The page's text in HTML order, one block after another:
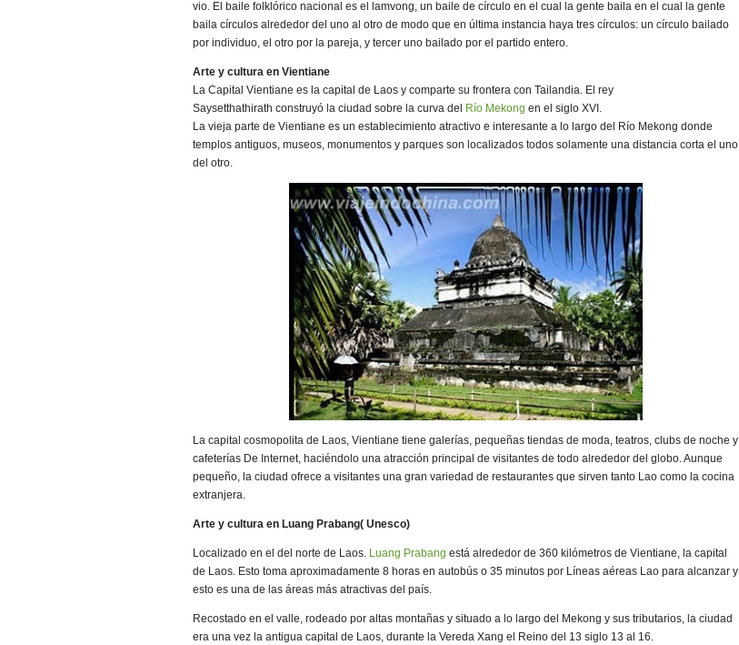
vio. El baile folklórico nacional es el lamvong, un baile de círculo en el cual la gente baila en el cual la gente
baila círculos alrededor del uno al otro de modo que en última instancia haya tres círculos: un círculo bailado
por individuo, el otro por la pareja, y tercer uno bailado por el partido entero.
Arte y cultura en Vientiane
La Capital Vientiane es la capital de Laos y comparte su frontera con Tailandia. El rey
Saysetthathirath construyó la ciudad sobre la curva del
Río Mekong en el siglo XVI.
La vieja parte de Vientiane es un establecimiento atractivo e interesante a lo largo del Río Mekong donde
templos antiguos, museos, monumentos y parques son localizados todos solamente una distancia corta el uno
del otro.
La capital cosmopolita de Laos, Vientiane tiene galerías, pequeñas tiendas de moda, teatros, clubs de noche y
cafeterías De Internet, haciéndolo una atracción principal de visitantes de todo alrededor del globo. Aunque
pequeño, la ciudad ofrece a visitantes una gran variedad de restaurantes que sirven tanto Lao como la cocina
extranjera.
Arte y cultura en Luang Prabang( Unesco)
Localizado en el del norte de Laos. Luang Prabang está alrededor de 360 kilómetros de Vientiane, la capital
de Laos. Esto toma aproximadamente 8 horas en autobús o 35 minutos por Líneas aéreas Lao para alcanzar y
esto es una de las áreas más atractivas del país.
Recostado en el valle, rodeado por altas montañas y situado a lo largo del Mekong y sus tributarios, la ciudad
era una vez la antigua capital de Laos, durante la Vereda Xang el Reino del 13 siglo 13 al 16.